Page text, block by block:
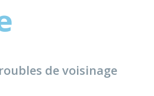
de voisinage